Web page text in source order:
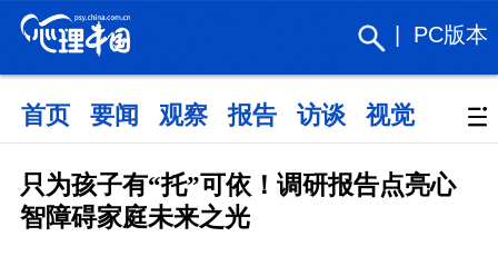
PC版本
首页 要闻 观察 报告 访谈 视觉 政策
只为孩子有“托”可依！调研报告点亮心
智障碍家庭未来之光